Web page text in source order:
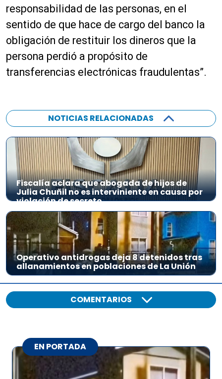
responsabilidad de las personas, en el
sentido de que hace de cargo del banco la
obligación de restituir los dineros que la
persona perdió a propósito de
transferencias electrónicas fraudulentas”.
NOTICIAS RELACIONADAS
Fiscalía aclara que abogada de hijos de
Julia Chuñil no es interviniente en causa por
violación de secreto
Operativo antidrogas deja 8 detenidos tras
allanamientos en poblaciones de La Unión
COMENTARIOS
EN PORTADA